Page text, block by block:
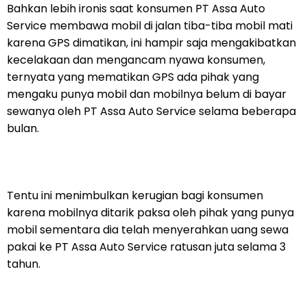
Bahkan lebih ironis saat konsumen PT Assa Auto
Service membawa mobil di jalan tiba-tiba mobil mati
karena GPS dimatikan, ini hampir saja mengakibatkan
kecelakaan dan mengancam nyawa konsumen,
ternyata yang mematikan GPS ada pihak yang
mengaku punya mobil dan mobilnya belum di bayar
sewanya oleh PT Assa Auto Service selama beberapa
bulan.
Tentu ini menimbulkan kerugian bagi konsumen
karena mobilnya ditarik paksa oleh pihak yang punya
mobil sementara dia telah menyerahkan uang sewa
pakai ke PT Assa Auto Service ratusan juta selama 3
tahun.